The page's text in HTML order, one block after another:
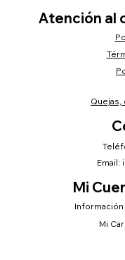
Atención al
Mi
Mi
Email: